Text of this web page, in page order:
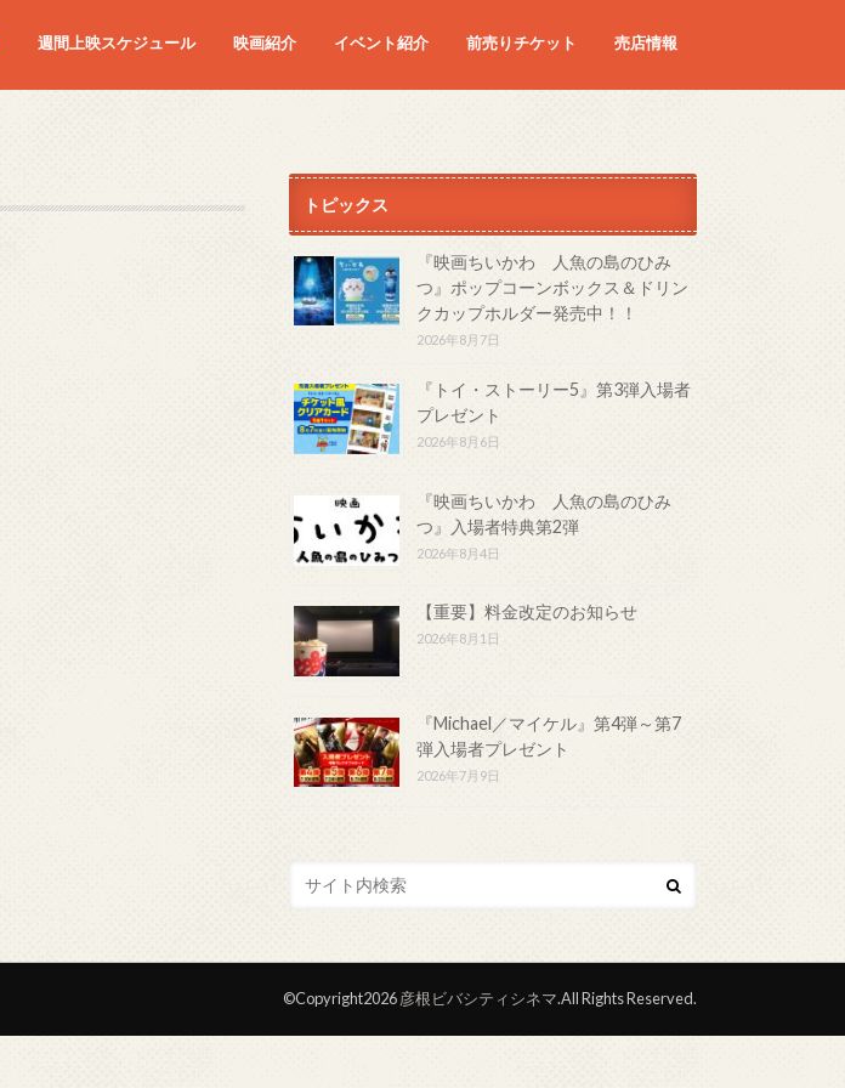
週間上映スケジュール 映画紹介 イベント紹介 前売りチケット 売店情報
トピックス
『映画ちいかわ 人魚の島のひみ
つ』ポップコーンボックス＆ドリン
クカップホルダー発売中！！
2026年8月7日
『トイ・ストーリー5』第3弾入場者
プレゼント
2026年8月6日
『映画ちいかわ 人魚の島のひみ
つ』入場者特典第2弾
2026年8月4日
【重要】料金改定のお知らせ
2026年8月1日
『Michael／マイケル』第4弾～第7
弾入場者プレゼント
2026年7月9日
©Copyright2026彦根ビバシティシネマ.All Rights Reserved.